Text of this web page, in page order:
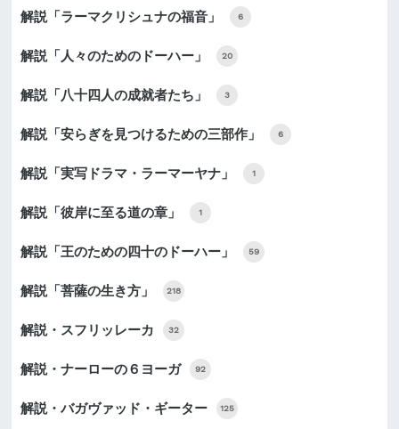
解説「ラーマクリシュナの福音」 6
解説「人々のためのドーハー」 20
解説「八十四人の成就者たち」 3
解説「安らぎを見つけるための三部作」 6
解説「実写ドラマ・ラーマーヤナ」 1
解説「彼岸に至る道の章」 1
解説「王のための四十のドーハー」 59
解説「菩薩の生き方」 218
解説・スフリッレーカ 32
解説・ナーローの６ヨーガ 92
解説・バガヴァッド・ギーター 125